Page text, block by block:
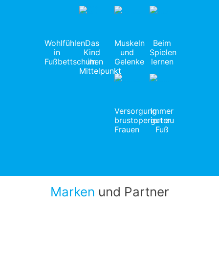
Wohlfühlen
in
Fußbettschuhen
Das
Kind
im
Mittelpunkt
Muskeln
und
Gelenke
Beim
Spielen
lernen
Versorgung
brustoperierter
Frauen
Immer
gut zu
Fuß
Marken und Partner